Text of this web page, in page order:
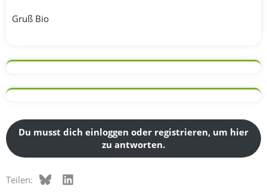
Gruß Bio
Du musst dich einloggen oder registrieren, um hier
zu antworten.
Teilen: BlueskyLinkedIn